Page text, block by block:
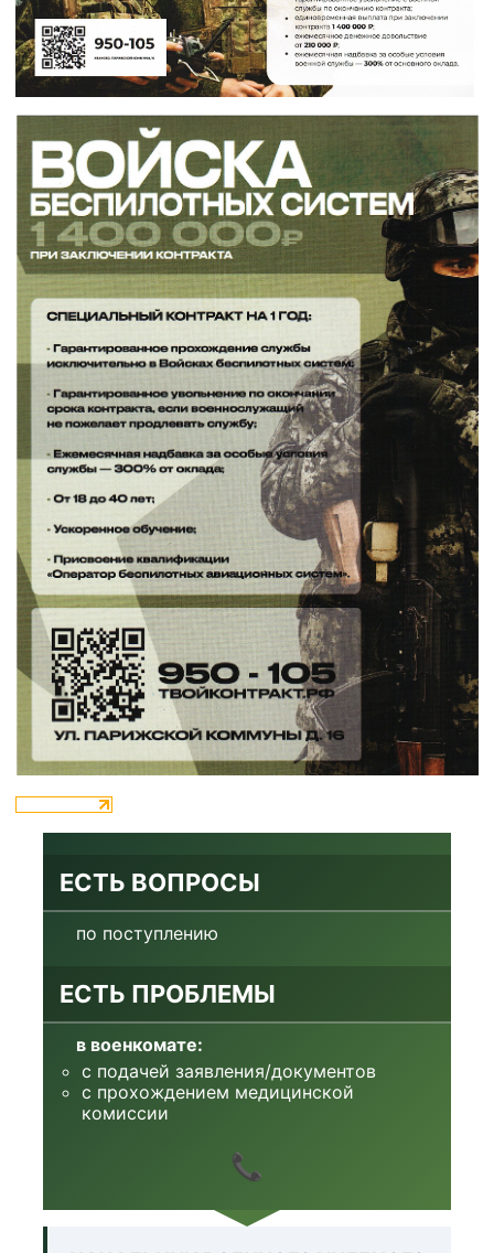
ЕСТЬ ВОПРОСЫ
по поступлению
ЕСТЬ ПРОБЛЕМЫ
в военкомате:
с подачей заявления/документов
с прохождением медицинской
комиссии
📞